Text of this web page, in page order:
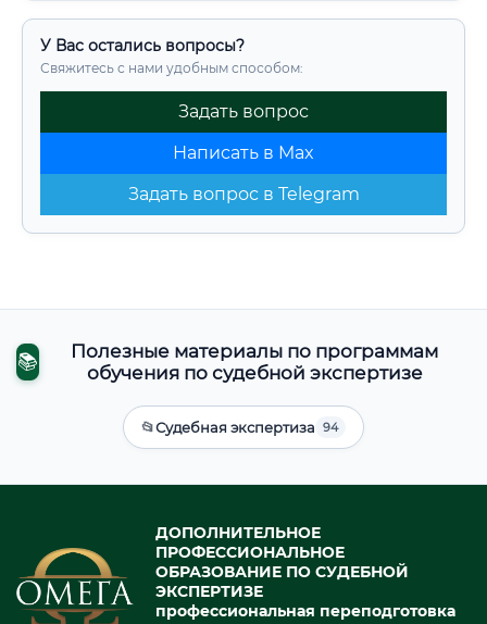
У Вас остались вопросы?
Свяжитесь с нами удобным способом:
Задать вопрос
Написать в Max
Задать вопрос в Telegram
📚
Полезные материалы по программам
обучения по судебной экспертизе
📂Судебная экспертиза 94
ДОПОЛНИТЕЛЬНОЕ
ПРОФЕССИОНАЛЬНОЕ
ОБРАЗОВАНИЕ ПО СУДЕБНОЙ
ЭКСПЕРТИЗЕ
профессиональная переподготовка